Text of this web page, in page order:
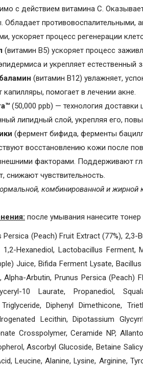
с действием витамина C.
Обладает противовоспалительными,
ускоряет процесс регенерации
(витамин B5) ускоряет процесс
и укрепляет естественный
(витамин B12) увлажняет,
капилляры, помогает в лечении акне.
(50,000 ppb) — технология
липидный слой, укрепляя его,
(фермент бифида, ферменты
восстановлению кожи после
факторами. Поддерживают
снижают чувствительность.
комбинированной и жирной
после умывания нанесите
Persica (Peach) Fruit Extract (77%), 2,3-
1,2-Hexanediol, Lactobacillus
Juice, Bifida Ferment Lysate,
Alpha-Arbutin, Prunus Persica (Peach)
10 Laurate, Propanediol,
Diphenyl Dimethicone,
Lecithin, Dipotassium
Crosspolymer, Ceramide NP,
Ascorbyl Glucoside, Betaine
Leucine, Alanine, Lysine, Arginine,